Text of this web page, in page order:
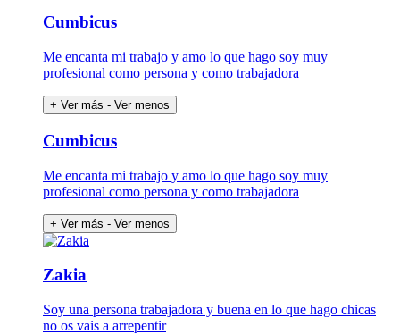
Cumbicus
Me encanta mi trabajo y amo lo que hago soy muy
profesional como persona y como trabajadora
+ Ver más - Ver menos
Cumbicus
Me encanta mi trabajo y amo lo que hago soy muy
profesional como persona y como trabajadora
+ Ver más - Ver menos
Zakia
Soy una persona trabajadora y buena en lo que hago chicas
no os vais a arrepentir